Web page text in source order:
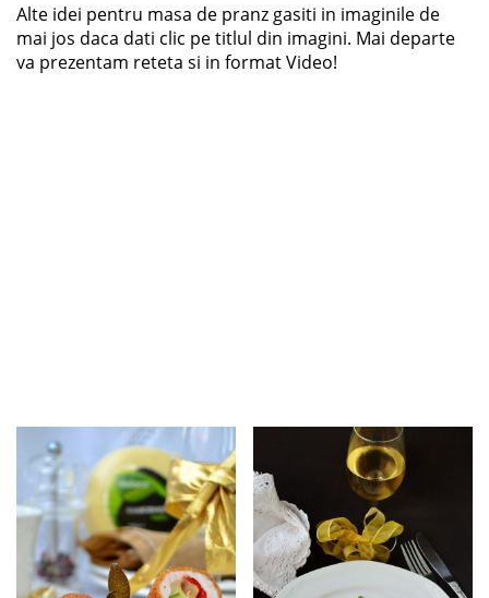
Alte idei pentru masa de pranz gasiti in imaginile de
mai jos daca dati clic pe titlul din imagini. Mai departe
va prezentam reteta si in format Video!